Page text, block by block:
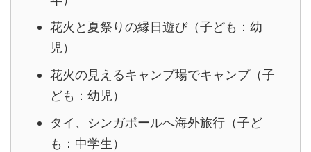
花火と夏祭りの縁日遊び（子ども：幼
児）
花火の見えるキャンプ場でキャンプ（子
ども：幼児）
タイ、シンガポールへ海外旅行（子ど
も：中学生）